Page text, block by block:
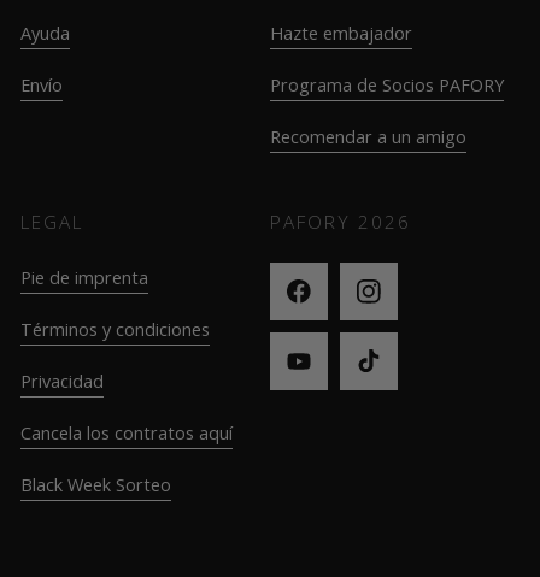
Ayuda
Envío
Hazte embajador
Programa de Socios PAFORY
Recomendar a un amigo
LEGAL
Pie de imprenta
Términos y condiciones
Privacidad
Cancela los contratos aquí
Black Week Sorteo
PAFORY 2026